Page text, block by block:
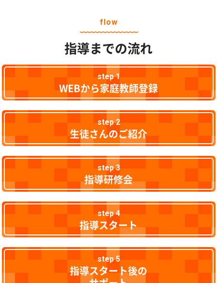
flow
指導までの流れ
step 1
WEBから家庭教師登録
step 2
生徒さんのご紹介
step 3
指導研修会
step 4
指導スタート
step 5
指導スタート後の